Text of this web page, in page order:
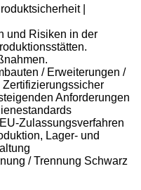
|
und Risiken in der
/ Erweiterungen /
Anforderungen
Zulassungsverfahren
Lager- und
/ Trennung Schwarz